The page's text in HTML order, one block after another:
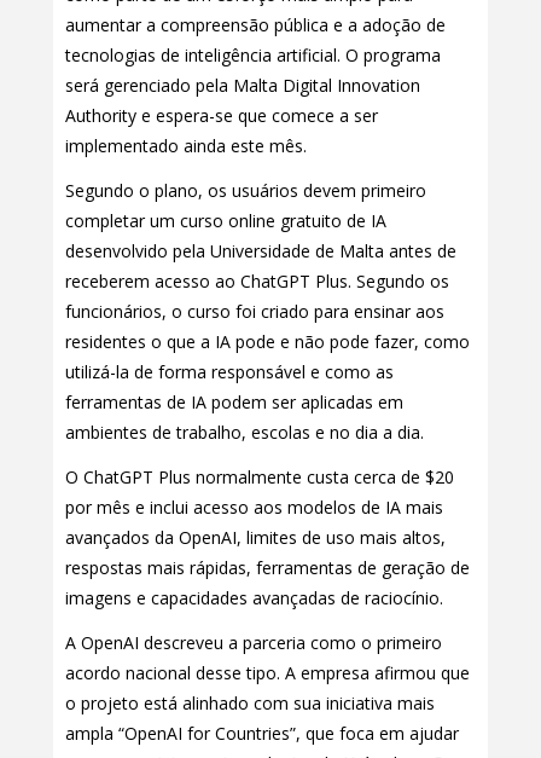
aumentar a compreensão pública e a adoção de
tecnologias de inteligência artificial. O programa
será gerenciado pela Malta Digital Innovation
Authority e espera-se que comece a ser
implementado ainda este mês.
Segundo o plano, os usuários devem primeiro
completar um curso online gratuito de IA
desenvolvido pela Universidade de Malta antes de
receberem acesso ao ChatGPT Plus. Segundo os
funcionários, o curso foi criado para ensinar aos
residentes o que a IA pode e não pode fazer, como
utilizá-la de forma responsável e como as
ferramentas de IA podem ser aplicadas em
ambientes de trabalho, escolas e no dia a dia.
O ChatGPT Plus normalmente custa cerca de $20
por mês e inclui acesso aos modelos de IA mais
avançados da OpenAI, limites de uso mais altos,
respostas mais rápidas, ferramentas de geração de
imagens e capacidades avançadas de raciocínio.
A OpenAI descreveu a parceria como o primeiro
acordo nacional desse tipo. A empresa afirmou que
o projeto está alinhado com sua iniciativa mais
ampla “OpenAI for Countries”, que foca em ajudar